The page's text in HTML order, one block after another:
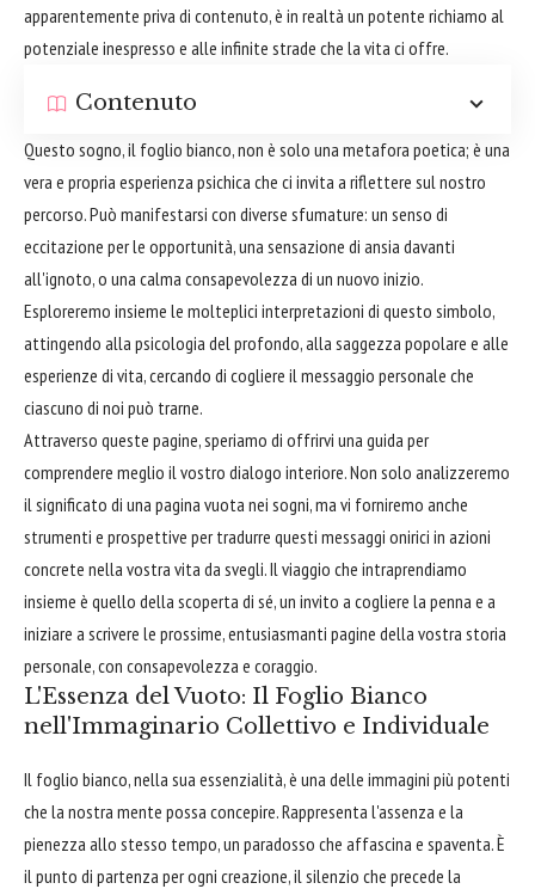
apparentemente priva di contenuto, è in realtà un potente richiamo al
potenziale inespresso e alle infinite strade che la vita ci offre.
Contenuto
Questo sogno, il foglio bianco, non è solo una metafora poetica; è una
vera e propria esperienza psichica che ci invita a riflettere sul nostro
percorso. Può manifestarsi con diverse sfumature: un senso di
eccitazione per le opportunità, una sensazione di ansia davanti
all'ignoto, o una calma consapevolezza di un nuovo inizio.
Esploreremo insieme le molteplici interpretazioni di questo simbolo,
attingendo alla psicologia del profondo, alla saggezza popolare e alle
esperienze di vita, cercando di cogliere il messaggio personale che
ciascuno di noi può trarne.
Attraverso queste pagine, speriamo di offrirvi una guida per
comprendere meglio il vostro dialogo interiore. Non solo analizzeremo
il significato di una pagina vuota nei sogni, ma vi forniremo anche
strumenti e prospettive per tradurre questi messaggi onirici in azioni
concrete nella vostra vita da svegli. Il viaggio che intraprendiamo
insieme è quello della scoperta di sé, un invito a cogliere la penna e a
iniziare a scrivere le prossime, entusiasmanti pagine della vostra storia
personale, con consapevolezza e coraggio.
L'Essenza del Vuoto: Il Foglio Bianco
nell'Immaginario Collettivo e Individuale
Il foglio bianco, nella sua essenzialità, è una delle immagini più potenti
che la nostra mente possa concepire. Rappresenta l'assenza e la
pienezza allo stesso tempo, un paradosso che affascina e spaventa. È
il punto di partenza per ogni creazione, il silenzio che precede la